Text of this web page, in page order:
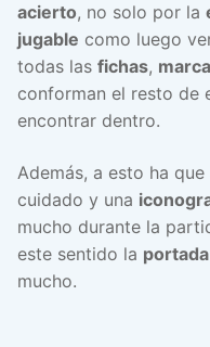
acierto, no solo por la
jugable como luego
todas las fichas,
conforman el resto de
encontrar dentro.
Además, a esto ha que
cuidado y una
mucho durante la
este sentido la
mucho.